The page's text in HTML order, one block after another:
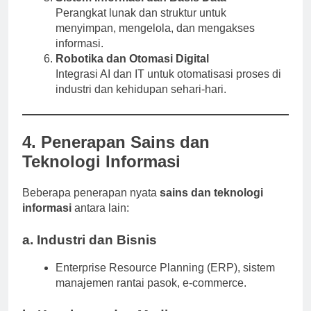
Perangkat lunak dan struktur untuk
menyimpan, mengelola, dan mengakses
informasi.
Robotika dan Otomasi Digital
Integrasi AI dan IT untuk otomatisasi proses di
industri dan kehidupan sehari-hari.
4. Penerapan Sains dan
Teknologi Informasi
Beberapa penerapan nyata sains dan teknologi
informasi antara lain:
a. Industri dan Bisnis
Enterprise Resource Planning (ERP), sistem
manajemen rantai pasok, e-commerce.